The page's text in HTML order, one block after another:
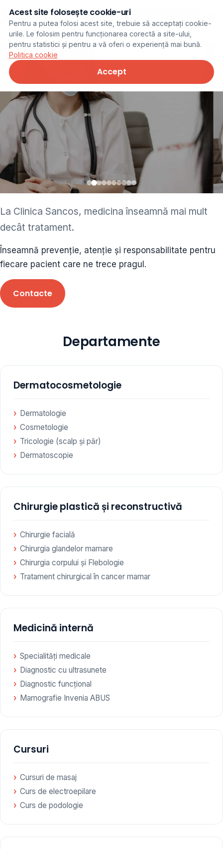
Programare online
ginecolog • cardiolog •
ORL • endocrinolog
Cât și alte specialități medicale, toate în cadrul aceleiași
Clinici
Programare
La Clinica Sancos, medicina înseamnă mai mult
decât tratament.
Înseamnă prevenție, atenție și responsabilitate pentru
fiecare pacient care ne trece pragul.
Contacte
Departamente
Dermatocosmetologie
Dermatologie
Cosmetologie
Tricologie (scalp și păr)
Dermatoscopie
Chirurgie plastică și reconstructivă
Chirurgie facială
Chirurgia glandelor mamare
Chirurgia corpului și Flebologie
Tratament chirurgical în cancer mamar
Medicină internă
Specialități medicale
Diagnostic cu ultrasunete
Diagnostic funcțional
Mamografie Invenia ABUS
Cursuri
Cursuri de masaj
Curs de electroepilare
Curs de podologie
Acest site folosește cookie-uri
Pentru a putea folosi acest site, trebuie să acceptați cookie-
urile. Le folosim pentru funcționarea corectă a site-ului,
pentru statistici și pentru a vă oferi o experiență mai bună.
Politica cookie
Accept